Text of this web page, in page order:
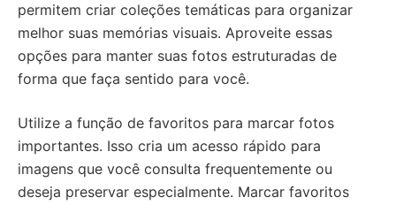
permitem criar coleções temáticas para organizar
melhor suas memórias visuais. Aproveite essas
opções para manter suas fotos estruturadas de
forma que faça sentido para você.
Utilize a função de favoritos para marcar fotos
importantes. Isso cria um acesso rápido para
imagens que você consulta frequentemente ou
deseja preservar especialmente. Marcar favoritos